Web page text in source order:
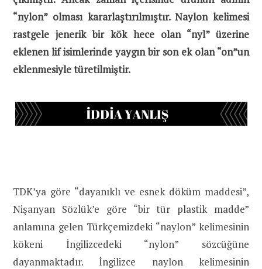
“nylon” olması kararlaştırılmıştır. Naylon kelimesi
rastgele jenerik bir kök hece olan “nyl” üzerine
eklenen lif isimlerinde yaygın bir son ek olan “on”un
eklenmesiyle türetilmiştir.
TDK’ya göre “dayanıklı ve esnek döküm maddesi”,
Nişanyan Sözlük’e göre “bir tür plastik madde”
anlamına gelen Türkçemizdeki “naylon” kelimesinin
kökeni İngilizcedeki “nylon” sözcüğüne
dayanmaktadır. İngilizce naylon kelimesinin